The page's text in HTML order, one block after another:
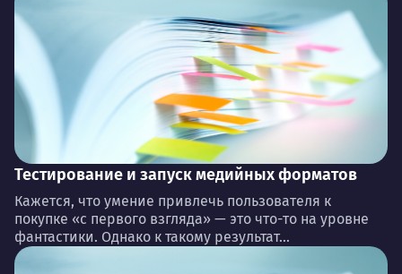
Тестирование и запуск медийных форматов
Кажется, что умение привлечь пользователя к
покупке «с первого взгляда» — это что-то на уровне
фантастики. Однако к такому результат...